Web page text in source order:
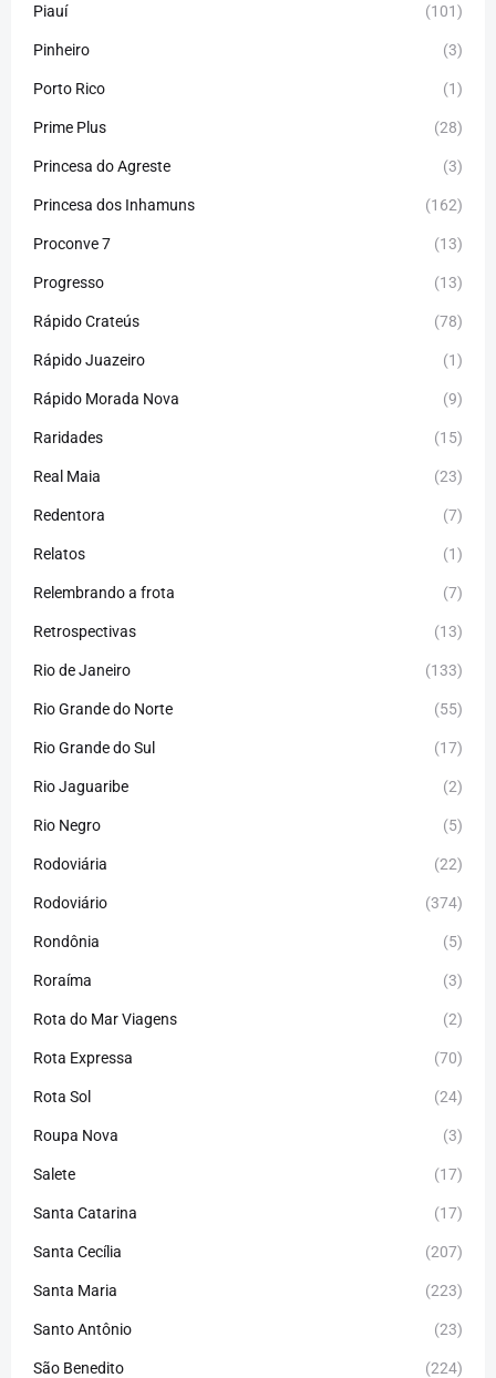
Piauí (101)
Pinheiro (3)
Porto Rico (1)
Prime Plus (28)
Princesa do Agreste (3)
Princesa dos Inhamuns (162)
Proconve 7 (13)
Progresso (13)
Rápido Crateús (78)
Rápido Juazeiro (1)
Rápido Morada Nova (9)
Raridades (15)
Real Maia (23)
Redentora (7)
Relatos (1)
Relembrando a frota (7)
Retrospectivas (13)
Rio de Janeiro (133)
Rio Grande do Norte (55)
Rio Grande do Sul (17)
Rio Jaguaribe (2)
Rio Negro (5)
Rodoviária (22)
Rodoviário (374)
Rondônia (5)
Roraíma (3)
Rota do Mar Viagens (2)
Rota Expressa (70)
Rota Sol (24)
Roupa Nova (3)
Salete (17)
Santa Catarina (17)
Santa Cecília (207)
Santa Maria (223)
Santo Antônio (23)
São Benedito (224)